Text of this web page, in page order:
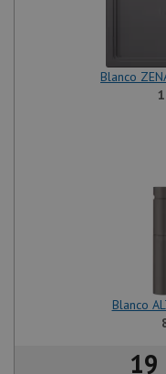
Blanco
Blanco
19